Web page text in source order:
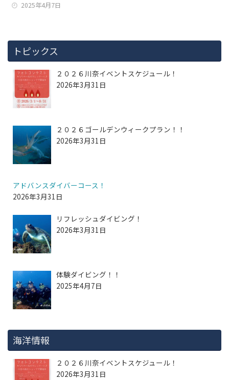
2025年4月7日
トピックス
２０２６川奈イベントスケジュール！
2026年3月31日
２０２６ゴールデンウィークプラン！！
2026年3月31日
アドバンスダイバーコース！
2026年3月31日
リフレッシュダイビング！
2026年3月31日
体験ダイビング！！
2025年4月7日
海洋情報
２０２６川奈イベントスケジュール！
2026年3月31日